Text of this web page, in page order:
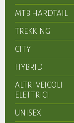
MTB HARDTAIL
TREKKING
CITY
HYBRID
ALTRI VEICOLI
ELETTRICI
UNISEX